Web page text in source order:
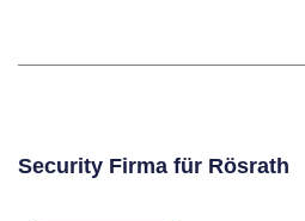
Security Firma für Rösrath